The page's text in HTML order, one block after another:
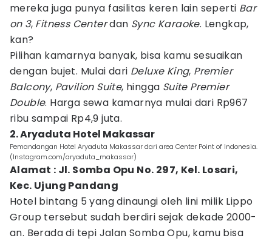
mereka juga punya fasilitas keren lain seperti Bar
on 3, Fitness Centerdan Sync Karaoke. Lengkap,
kan?
Pilihan kamarnya banyak, bisa kamu sesuaikan
dengan bujet. Mulai dari Deluxe King, Premier
Balcony, Pavilion Suite, hingga Suite Premier
Double. Harga sewa kamarnya mulai dari Rp967
ribu sampai Rp4,9 juta.
2. Aryaduta Hotel Makassar
Pemandangan Hotel Aryaduta Makassar dari area Center Point of Indonesia.
(Instagram.com/aryaduta_makassar)
Alamat : Jl. Somba Opu No. 297, Kel. Losari,
Kec. Ujung Pandang
Hotel bintang 5 yang dinaungi oleh lini milik Lippo
Group tersebut sudah berdiri sejak dekade 2000-
an. Berada di tepi Jalan Somba Opu, kamu bisa